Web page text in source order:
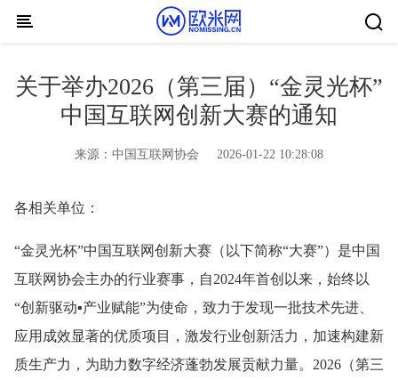
Skip to content
关于举办2026（第三届）“金灵光杯”
中国互联网创新大赛的通知
来源： 中国互联网协会 2026-01-22 10:28:08
各相关单位：
“金灵光杯”中国互联网创新大赛（以下简称“大赛”）是中国
互联网协会主办的行业赛事，自2024年首创以来，始终以
“创新驱动▪产业赋能”为使命，致力于发现一批技术先进、
应用成效显著的优质项目，激发行业创新活力，加速构建新
质生产力，为助力数字经济蓬勃发展贡献力量。2026（第三